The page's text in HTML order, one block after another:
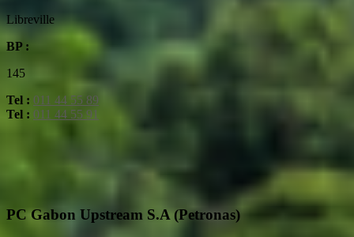
Libreville
BP :
145
Tel : 011 44 55 89
Tel : 011 44 55 91
PC Gabon Upstream S.A (Petronas)